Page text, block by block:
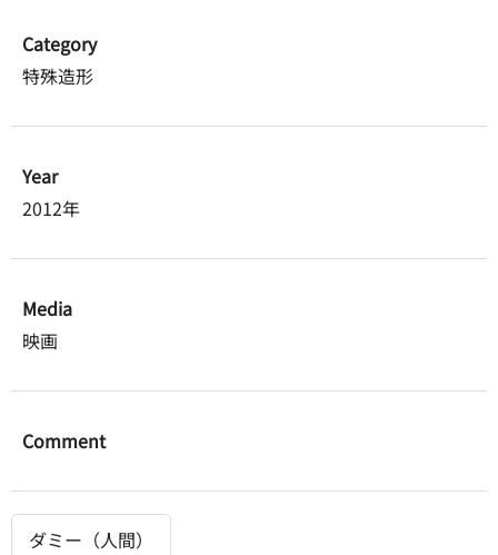
Category
特殊造形
Year
2012年
Media
映画
Comment
ダミー（人間）